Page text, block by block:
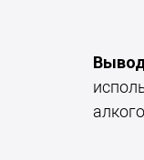
Вывод